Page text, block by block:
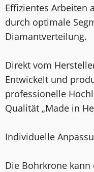
Effizientes Arbeiten
durch optimale
Diamantverteilung.
Direkt vom
Entwickelt und
professionelle
Qualität „Made in
Individuelle
Die Bohrkrone kann